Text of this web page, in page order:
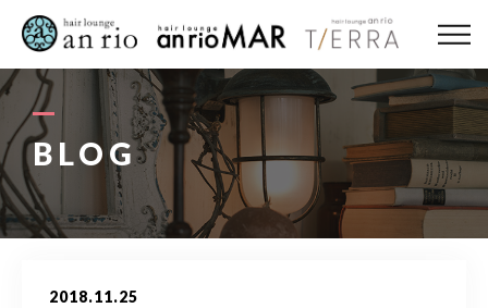
BLOG
2018.11.25
ABOUT US
MENU
STYLE